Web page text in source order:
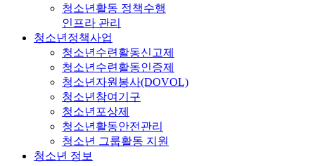
청소년활동 정책수행
인프라 관리
청소년정책사업
청소년수련활동신고제
청소년수련활동인증제
청소년자원봉사(DOVOL)
청소년참여기구
청소년포상제
청소년활동안전관리
청소년 그룹활동 지원
청소년 정보